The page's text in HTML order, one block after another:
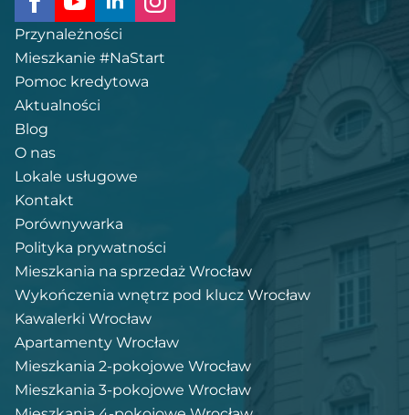
Przynależności
Mieszkanie #NaStart
Pomoc kredytowa
Aktualności
Blog
O nas
Lokale usługowe
Kontakt
Porównywarka
Polityka prywatności
Mieszkania na sprzedaż Wrocław
Wykończenia wnętrz pod klucz Wrocław
Kawalerki Wrocław
Apartamenty Wrocław
Mieszkania 2-pokojowe Wrocław
Mieszkania 3-pokojowe Wrocław